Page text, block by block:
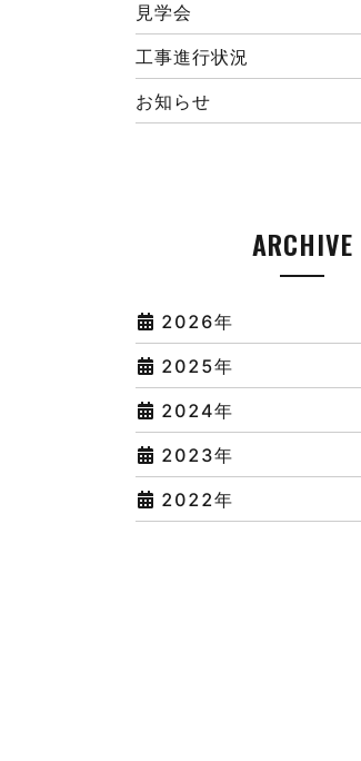
見学会
工事進行状況
お知らせ
ARCHIVE
2026年
2025年
2024年
2023年
2022年